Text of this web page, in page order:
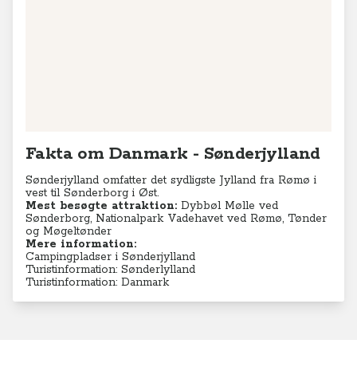
Fakta om Danmark - Sønderjylland
Sønderjylland omfatter det sydligste Jylland fra Rømø i
vest til Sønderborg i Øst.
Mest besøgte attraktion: Dybbøl Mølle ved
Sønderborg, Nationalpark Vadehavet ved Rømø, Tønder
og Møgeltønder
Mere information:
Campingpladser i Sønderjylland
Turistinformation: Sønderlylland
Turistinformation: Danmark